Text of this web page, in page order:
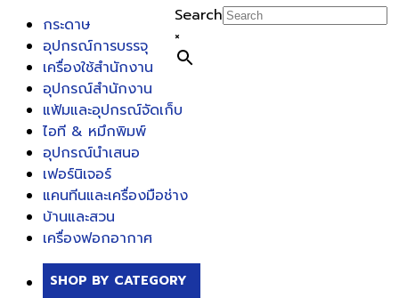
Search
×
กระดาษ
อุปกรณ์การบรรจุ
เครื่องใช้สำนักงาน
อุปกรณ์สำนักงาน
แฟ้มและอุปกรณ์จัดเก็บ
ไอที & หมึกพิมพ์
อุปกรณ์นำเสนอ
เฟอร์นิเจอร์
แคนทีนและเครื่องมือช่าง
บ้านและสวน
เครื่องฟอกอากาศ
SHOP BY CATEGORY